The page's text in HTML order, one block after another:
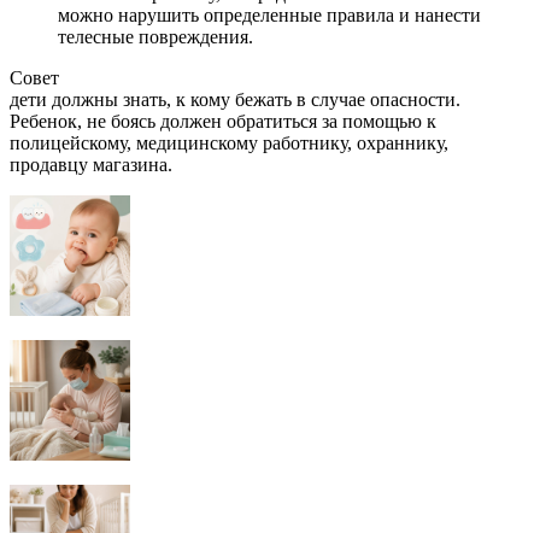
можно нарушить определенные правила и нанести
телесные повреждения.
Совет
дети должны знать, к кому бежать в случае опасности.
Ребенок, не боясь должен обратиться за помощью к
полицейскому, медицинскому работнику, охраннику,
продавцу магазина.